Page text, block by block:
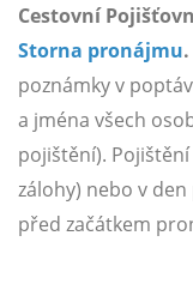
Cestovní
Storna pronájmu.
poznámky v
a jména všech
pojištění).
zálohy) nebo v
před začátkem